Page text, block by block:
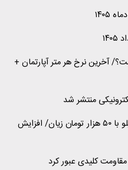
آخرین نرخ هر متر آپارتمان +
منتشر شد
هشدار درباره بازار مرغ؛ فروش هر کیلو با ۵۰ هزار تومان زیان/ افزایش